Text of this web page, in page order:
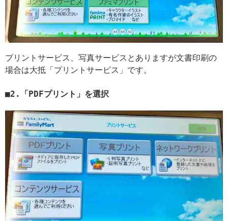
プリントサービス、写真サービスとありますが文書印刷の
場合は大抵「プリントサービス」です。
2.「PDFプリント」を選択